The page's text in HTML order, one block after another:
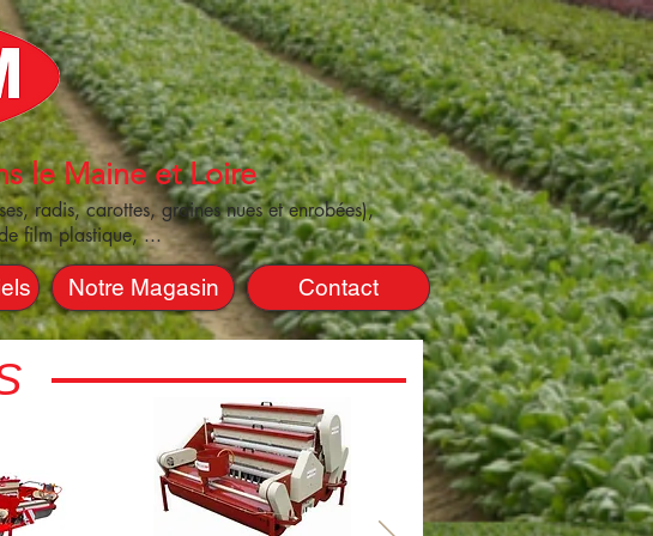
le Maine et Loire
radis, carottes, graines nues et enrobées),
film plastique, ...
Notre Magasin Contact